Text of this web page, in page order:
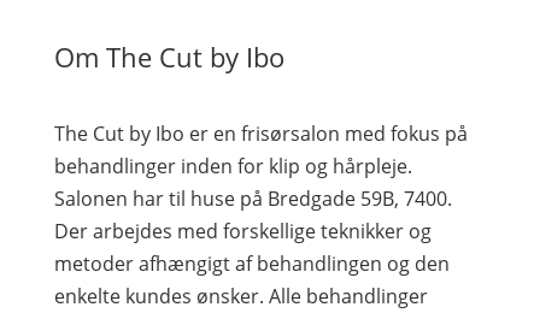
Om The Cut by Ibo
The Cut by Ibo er en frisørsalon med fokus på
behandlinger inden for klip og hårpleje.
Salonen har til huse på Bredgade 59B, 7400.
Der arbejdes med forskellige teknikker og
metoder afhængigt af behandlingen og den
enkelte kundes ønsker. Alle behandlinger